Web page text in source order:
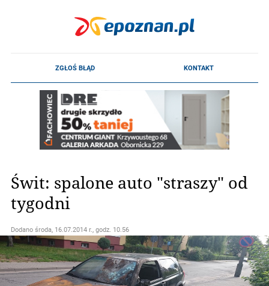
Świt: spalone auto "straszy" od
tygodni
Dodano środa, 16.07.2014 r., godz. 10.56